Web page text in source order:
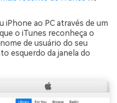
iPhone ao PC através de um
o iTunes reconheça o
de usuário do seu
esquerdo da janela do